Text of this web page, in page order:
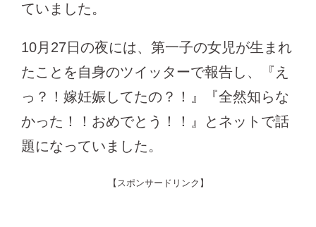
ていました。
10月27日の夜には、第一子の女児が生まれ
たことを自身のツイッターで報告し、『え
っ？！嫁妊娠してたの？！』『全然知らな
かった！！おめでとう！！』とネットで話
題になっていました。
【スポンサードリンク】